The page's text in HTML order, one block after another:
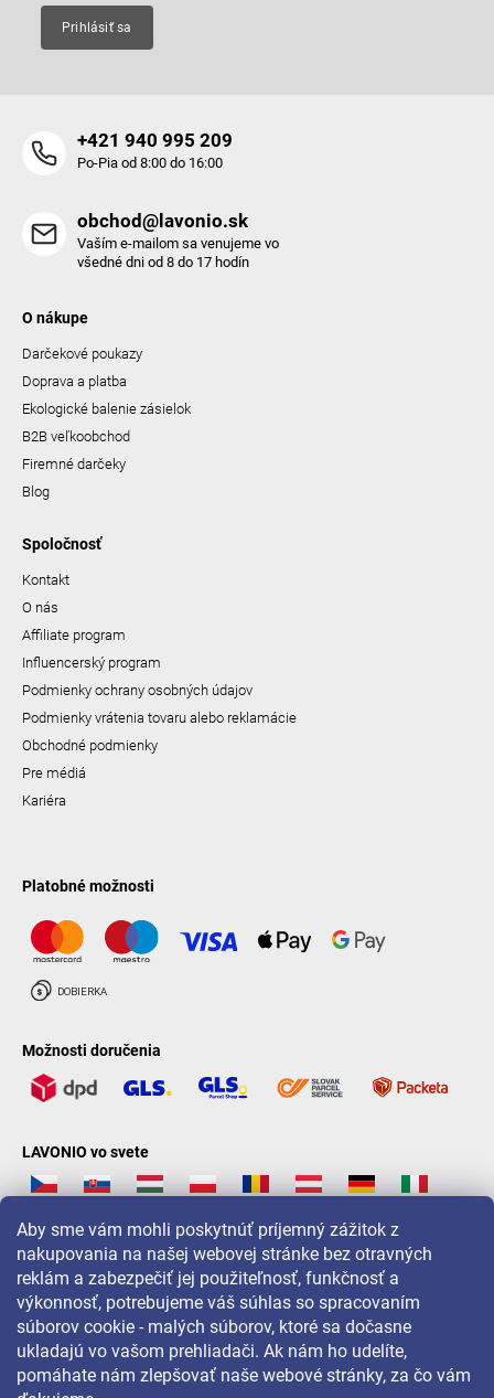
Aby sme vám mohli poskytnúť príjemný zážitok z
nakupovania na našej webovej stránke bez otravných
reklám a zabezpečiť jej použiteľnosť, funkčnosť a
výkonnosť, potrebujeme váš súhlas so spracovaním
súborov cookie - malých súborov, ktoré sa dočasne
ukladajú vo vašom prehliadači. Ak nám ho udelíte,
pomáhate nám zlepšovať naše webové stránky, za čo vám
Prihlásiť sa
+421 940 995 209
Po-Pia od 8:00 do 16:00
obchod@lavonio.sk
Vaším e-mailom sa venujeme vo
všedné dni od 8 do 17 hodín
O nákupe
Darčekové poukazy
Doprava a platba
Ekologické balenie zásielok
B2B veľkoobchod
Firemné darčeky
Blog
Spoločnosť
Kontakt
O nás
Affiliate program
Influencerský program
Podmienky ochrany osobných údajov
Podmienky vrátenia tovaru alebo reklamácie
Obchodné podmienky
Pre médiá
Kariéra
Platobné možnosti
Možnosti doručenia
LAVONIO vo svete
Pre akcie, súťaže a zľavy nás sledujte na: